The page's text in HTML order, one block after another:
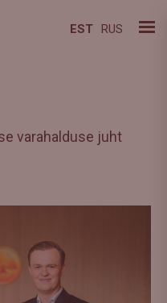
EST RUS
varahalduse juht